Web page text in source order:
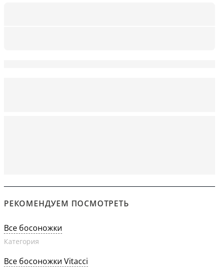
РЕКОМЕНДУЕМ ПОСМОТРЕТЬ
Все босоножки
Категория
Все босоножки Vitacci